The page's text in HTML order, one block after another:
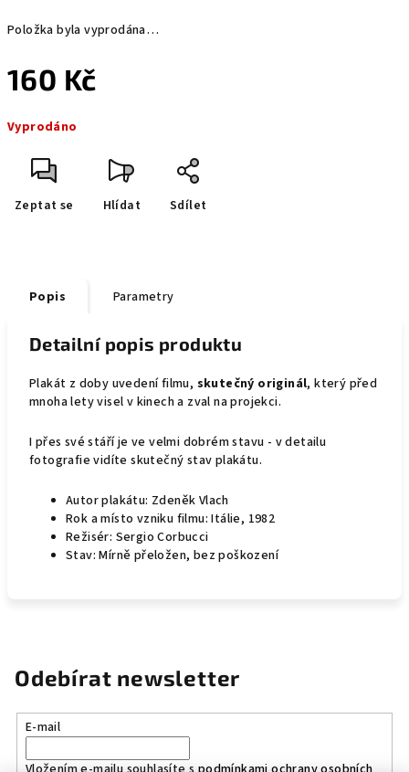
Položka byla vyprodána…
160 Kč
cena:
Vyprodáno
Zeptat se Hlídat Sdílet
Popis Parametry
Detailní popis produktu
Plakát z doby uvedení filmu, skutečný originál, který před
mnoha lety visel v kinech a zval na projekci.
I přes své stáří je ve velmi dobrém stavu - v detailu
fotografie vidíte skutečný stav plakátu.
Autor plakátu: Zdeněk Vlach
Rok a místo vzniku filmu: Itálie, 1982
Režisér: Sergio Corbucci
Stav: Mírně přeložen, bez poškození
Odebírat newsletter
E-mail